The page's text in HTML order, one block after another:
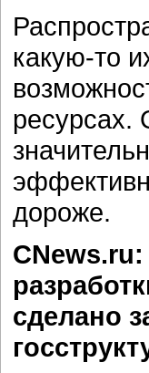
какую-то
ресурсах.
дороже.
сделано